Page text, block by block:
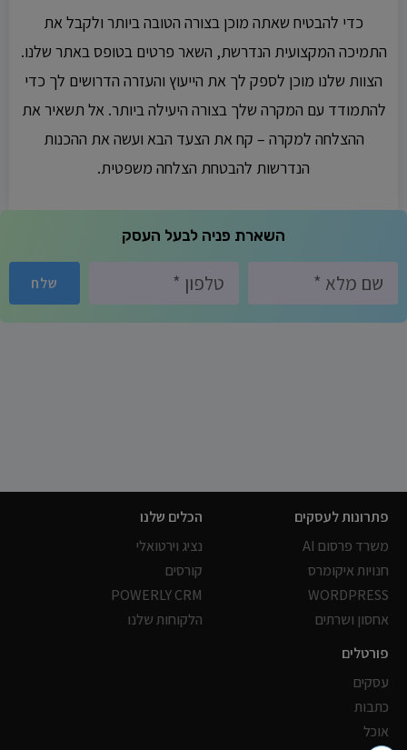
כדי להבטיח שאתה מוכן בצורה הטובה ביותר ולקבל את
התמיכה המקצועית הנדרשת, השאר פרטים בטופס באתר שלנו.
הצוות שלנו מוכן לספק לך את הייעוץ והעזרה הדרושים לך כדי
להתמודד עם המקרה שלך בצורה היעילה ביותר. אל תשאיר את
ההצלחה למקרה – קח את הצעד הבא ועשה את ההכנות
הנדרשות להבטחת הצלחה משפטית.
השארת פניה לבעל העסק
שלח
פתרונות לעסקים
משרד פרסום AI
חנויות איקומרס
WORDPRESS
אחסון ושרתים
הכלים שלנו
נציג וירטואלי
קורסים
POWERLY CRM
הלקוחות שלנו
פורטלים
עסקים
כתבות
אוכל